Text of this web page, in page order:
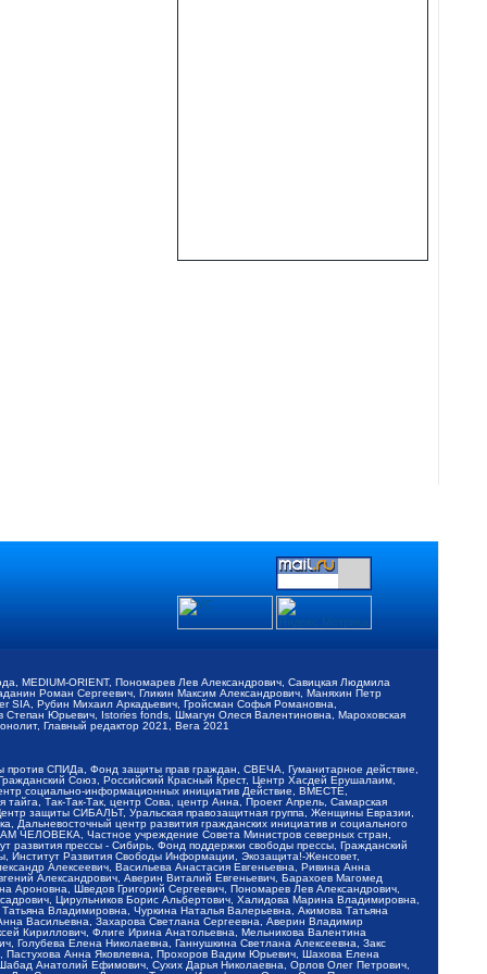
MEDIUM-ORIENT, Пономарев Лев Александрович, Савицкая Людмила
Роман Сергеевич, Гликин Максим Александрович, Маняхин Петр
Рубин Михаил Аркадьевич, Гройсман Софья Романовна,
Юрьевич, Istories fonds, Шмагун Олеся Валентиновна, Мароховская
Главный редактор 2021, Вега 2021
СПИДа, Фонд защиты прав граждан, СВЕЧА, Гуманитарное действие,
Союз, Российский Красный Крест, Центр Хасдей Ерушалаим,
социально-информационных инициатив Действие, ВМЕСТЕ,
Так-Так-Так, центр Сова, центр Анна, Проект Апрель, Самарская
защиты СИБАЛЬТ, Уральская правозащитная группа, Женщины Евразии,
Дальневосточный центр развития гражданских инициатив и социального
ЧЕЛОВЕКА, Частное учреждение Совета Министров северных стран,
прессы - Сибирь, Фонд поддержки свободы прессы, Гражданский
Институт Развития Свободы Информации, Экозащита!-Женсовет,
Алексеевич, Васильева Анастасия Евгеньевна, Ривина Анна
Александрович, Аверин Виталий Евгеньевич, Барахоев Магомед
Шведов Григорий Сергеевич, Пономарев Лев Александрович,
Цирульников Борис Альбертович, Халидова Марина Владимировна,
Владимировна, Чуркина Наталья Валерьевна, Акимова Татьяна
Васильевна, Захарова Светлана Сергеевна, Аверин Владимир
Кириллович, Флиге Ирина Анатольевна, Мельникова Валентина
Елена Николаевна, Ганнушкина Светлана Алексеевна, Закс
Анна Яковлевна, Прохоров Вадим Юрьевич, Шахова Елена
Анатолий Ефимович, Сухих Дарья Николаевна, Орлов Олег Петрович,